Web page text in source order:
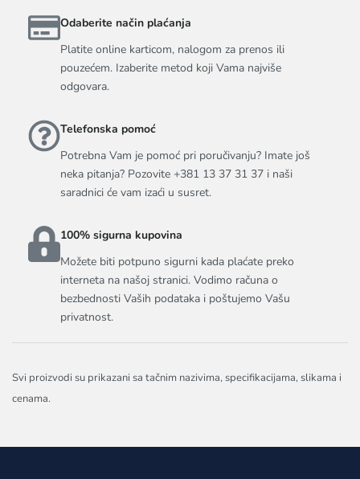
Odaberite način plaćanja
Platite online karticom, nalogom za prenos ili
pouzećem. Izaberite metod koji Vama najviše
odgovara.
Telefonska pomoć
Potrebna Vam je pomoć pri poručivanju? Imate još
neka pitanja? Pozovite +381 13 37 31 37 i naši
saradnici će vam izaći u susret.
100% sigurna kupovina
Možete biti potpuno sigurni kada plaćate preko
interneta na našoj stranici. Vodimo računa o
bezbednosti Vaših podataka i poštujemo Vašu
privatnost.
Svi proizvodi su prikazani sa tačnim nazivima, specifikacijama, slikama i
cenama.